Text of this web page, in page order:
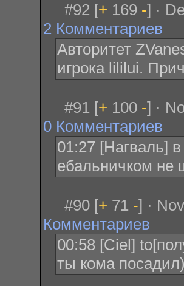
#92 [+ 169 -] ·
2 Комментариев
Авторитет
игрока lililui.
#91 [+ 100 -] ·
0 Комментариев
01:27 [Нагваль]
ебальничком не
#90 [+ 71 -] ·
Комментариев
00:58 [Ciel]
ты кома